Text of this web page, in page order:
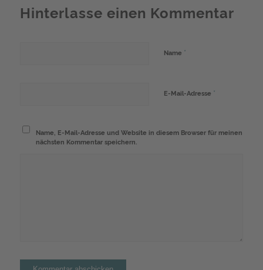
Hinterlasse einen Kommentar
Name *
E-Mail-Adresse *
Name, E-Mail-Adresse und Website in diesem Browser für meinen
nächsten Kommentar speichern.